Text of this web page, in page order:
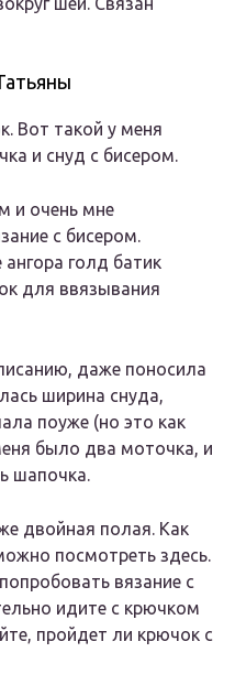
Вот такой у меня
и снуд с бисером.
и очень мне
с бисером.
голд батик
для ввязывания
даже поносила
ширина снуда,
поуже (но это как
было два моточка, и
шапочка.
двойная полая. Как
посмотреть здесь.
вязание с
идите с крючком
пройдет ли крючок с